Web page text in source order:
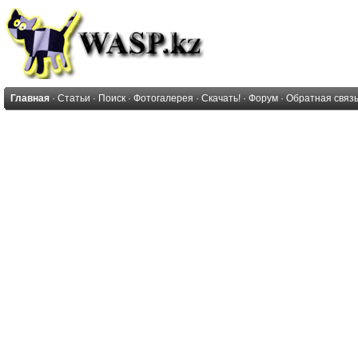
Главная · Статьи · Поиск · Фотогалерея · Скачать! · Форум · Обратная связь